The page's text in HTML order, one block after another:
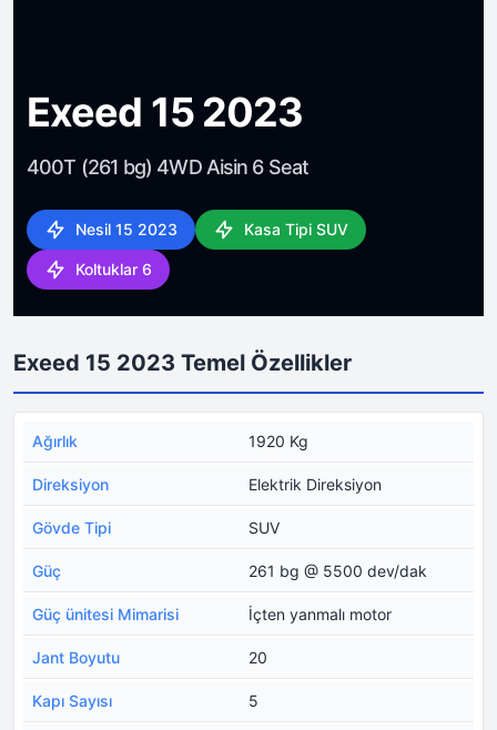
Exeed 15 2023
400T (261 bg) 4WD Aisin 6 Seat
Nesil 15 2023 Kasa Tipi SUV
Koltuklar 6
Exeed 15 2023 Temel Özellikler
Ağırlık 1920 Kg
Direksiyon Elektrik Direksiyon
Gövde Tipi SUV
Güç 261 bg @ 5500 dev/dak
Güç ünitesi Mimarisi İçten yanmalı motor
Jant Boyutu 20
Kapı Sayısı 5